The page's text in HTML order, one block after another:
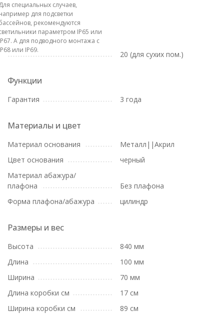
специальных случаев,
для подсветки
рекомендуются
параметром IP65 или
А для подводного монтажа с
или IP69.
20 (для сухих пом.)
Функции
Гарантия 3 года
Материалы и цвет
Материал основания
Металл||Акрил
Цвет основания
черный
Материал абажура/
плафона
Без плафона
Форма плафона/абажура
цилиндр
Размеры и вес
Высота
840 мм
Длина
100 мм
Ширина
70 мм
Длина коробки см
17 см
Ширина коробки см
89 см